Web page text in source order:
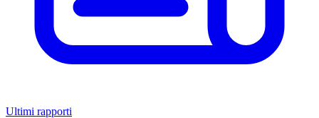
Ultimi rapporti